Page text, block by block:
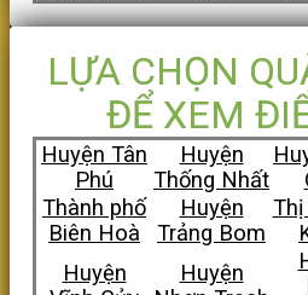
LỰA CHỌN
ĐỂ XEM
Huyện Tân
Phú
Huyện
Thống Nhất
Thành phố
Biên Hoà
Huyện
Trảng Bom
Thị
Huyện
Huyện